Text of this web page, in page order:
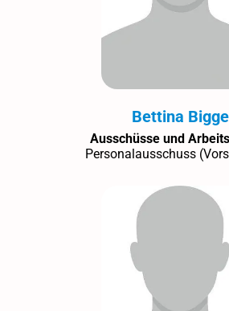
Bettina Bigge
Ausschüsse und
Personalausschuss